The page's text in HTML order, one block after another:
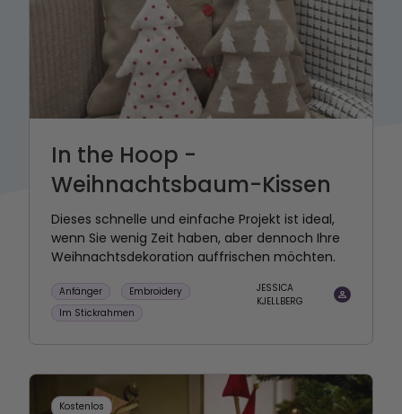
In the Hoop -
Weihnachtsbaum-Kissen
Dieses schnelle und einfache Projekt ist ideal,
wenn Sie wenig Zeit haben, aber dennoch Ihre
Weihnachtsdekoration auffrischen möchten.
Anfänger
Embroidery
Im Stickrahmen
JESSICA
KJELLBERG
Kostenlos